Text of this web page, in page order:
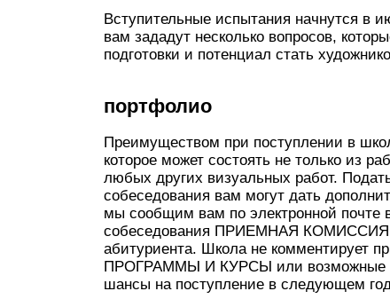
Вступительные испытания начнутся в
вам зададут несколько вопросов,
подготовки и потенциал стать
портфолио
Преимуществом при поступлении в
которое может состоять не только из
любых других визуальных работ.
собеседования вам могут дать
мы сообщим вам по электронной почте
собеседования ПРИЕМНАЯ КОМИССИЯ
абитуриента. Школа не
ПРОГРАММЫ И КУРСЫ или возможные
шансы на поступление в следующем